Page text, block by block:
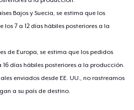
Bajos y Suecia, se estima que los
7 a 12 días hábiles posteriores a la
de Europa, se estima que los pedidos
días hábiles posteriores a la producción.
enviados desde EE. UU., no rastreamos
a su país de destino.